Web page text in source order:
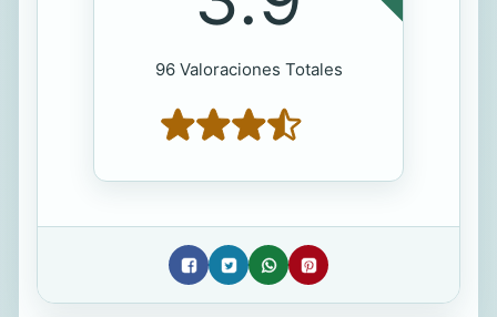
96 Valoraciones Totales